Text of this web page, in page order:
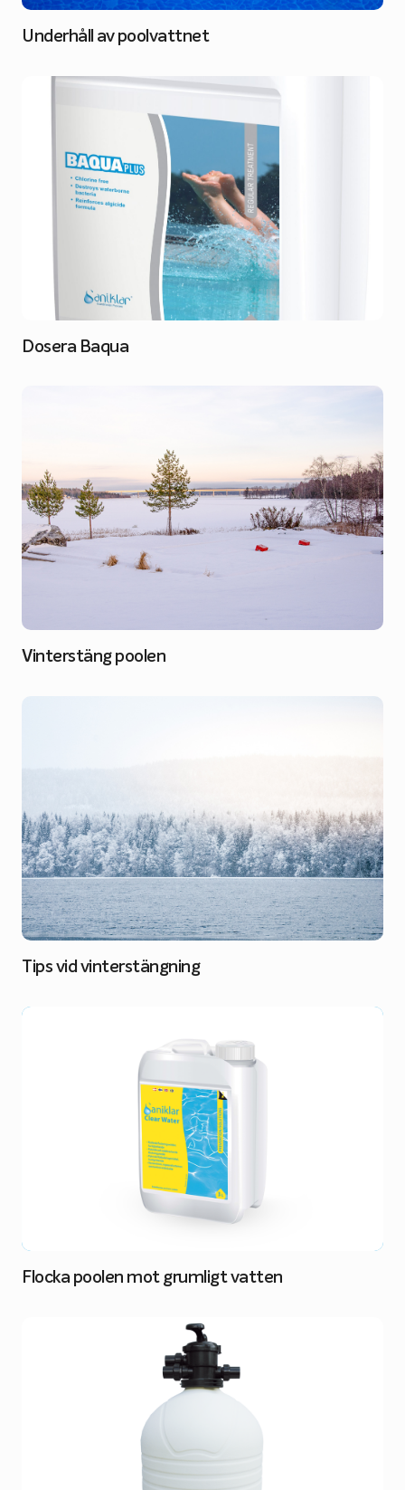
Underhåll av poolvattnet
Dosera Baqua
Vinterstäng poolen
Tips vid vinterstängning
Flocka poolen mot grumligt vatten